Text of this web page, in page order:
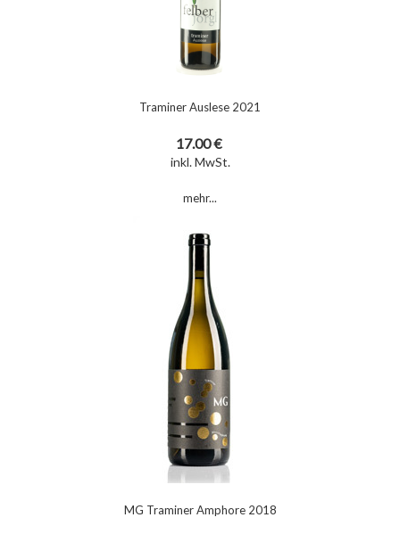
Traminer Auslese 2021
17.00 €
inkl. MwSt.
mehr...
MG Traminer Amphore 2018